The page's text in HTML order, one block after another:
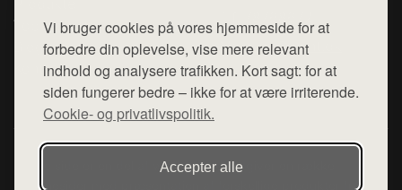
Vi bruger cookies på vores hjemmeside for at
forbedre din oplevelse, vise mere relevant
indhold og analysere trafikken. Kort sagt: for at
siden fungerer bedre – ikke for at være irriterende.
Cookie- og privatlivspolitik.
Accepter alle
Top Rabatter
Blog
Kontakt
Mail: hej@want.dk
Cookie- og privatlivspolitik
Denne side er en del af want.dk, der udgiver en række
hjemmesider med præsentation af forskellige produkter fra